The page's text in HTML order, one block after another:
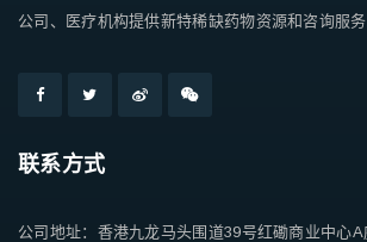
公司、医疗机构提供新特稀缺药物资源和咨询服务
联系方式
公司地址：香港九龙马头围道39号红磡商业中心